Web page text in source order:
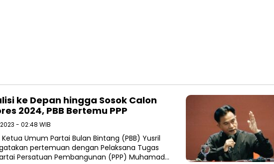
ke Depan hingga Sosok Calon
2024, PBB Bertemu PPP
- 02:48 WIB
Ketua Umum Partai Bulan Bintang (PBB) Yusril
pertemuan dengan Pelaksana Tugas
Persatuan Pembangunan (PPP) Muhamad…